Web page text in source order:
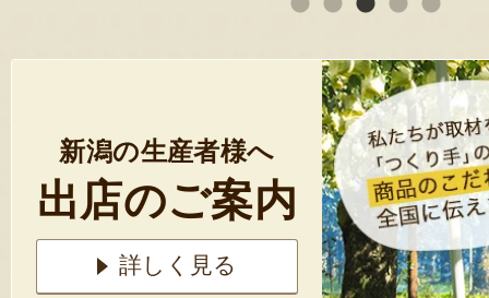
新潟の生産者様へ
出店のご案内
詳しく見る